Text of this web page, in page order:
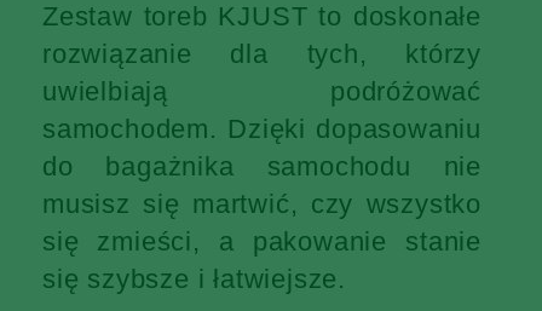
Zestaw toreb KJUST to doskonałe
rozwiązanie dla tych, którzy
uwielbiają podróżować
samochodem. Dzięki dopasowaniu
do bagażnika samochodu nie
musisz się martwić, czy wszystko
się zmieści, a pakowanie stanie
się szybsze i łatwiejsze.